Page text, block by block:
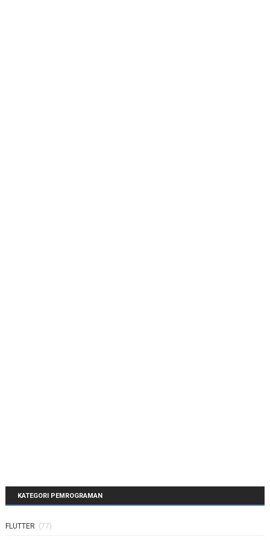
KATEGORI PEMROGRAMAN
FLUTTER (77)